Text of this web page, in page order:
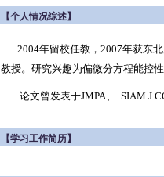
【个人情况综述】
2004年留校任教，2007年获东北
教授。研究兴趣为偏微分方程能控
论文曾发表于JMPA、 SIAM J
【学习工作简历】